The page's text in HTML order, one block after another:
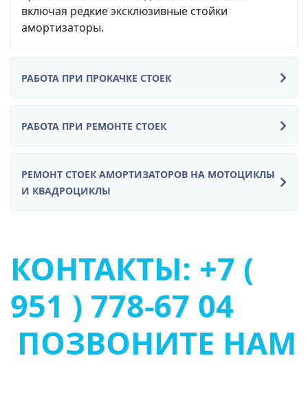
включая редкие эксклюзивные стойки
амортизаторы.
РАБОТА ПРИ ПРОКАЧКЕ СТОЕК
РАБОТА ПРИ РЕМОНТЕ СТОЕК
РЕМОНТ СТОЕК АМОРТИЗАТОРОВ НА МОТОЦИКЛЫ
И КВАДРОЦИКЛЫ
КОНТАКТЫ: +7 (
951 ) 778-67 04
ПОЗВОНИТЕ НАМ